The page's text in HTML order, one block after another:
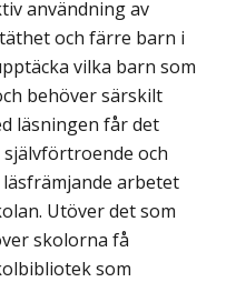
användning av
och färre barn i
vilka barn som
behöver särskilt
läsningen får det
självförtroende och
arbetet
Utöver det som
skolorna få
som